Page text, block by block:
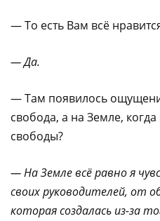
— То есть Вам всё
— Да.
— Там появилось
свобода, а на Земле,
свободы?
— На Земле всё равно я
своих руководителей, от
которая создалась из-за